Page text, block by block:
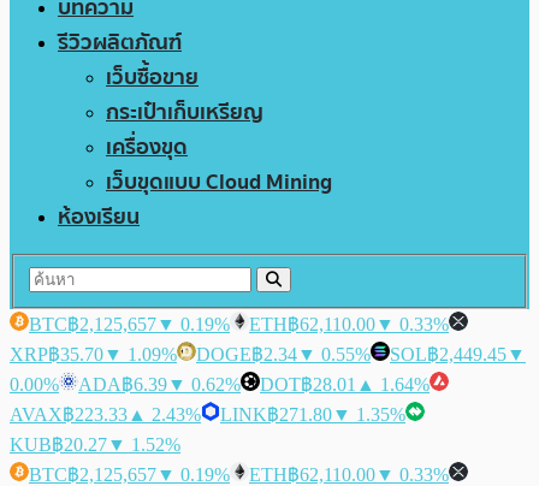
บทความ
รีวิวผลิตภัณฑ์
เว็บซื้อขาย
กระเป๋าเก็บเหรียญ
เครื่องขุด
เว็บขุดแบบ Cloud Mining
ห้องเรียน
BTC฿2,125,657▼ 0.19% ETH฿62,110.00▼ 0.33%
XRP฿35.70▼ 1.09% DOGE฿2.34▼ 0.55% SOL฿2,449.45▼
0.00%
ADA฿6.39▼ 0.62% DOT฿28.01 ▲ 1.64%
AVAX฿223.33 ▲ 2.43% LINK฿271.80▼ 1.35%
KUB฿20.27▼ 1.52%
BTC฿2,125,657▼ 0.19% ETH฿62,110.00▼ 0.33%